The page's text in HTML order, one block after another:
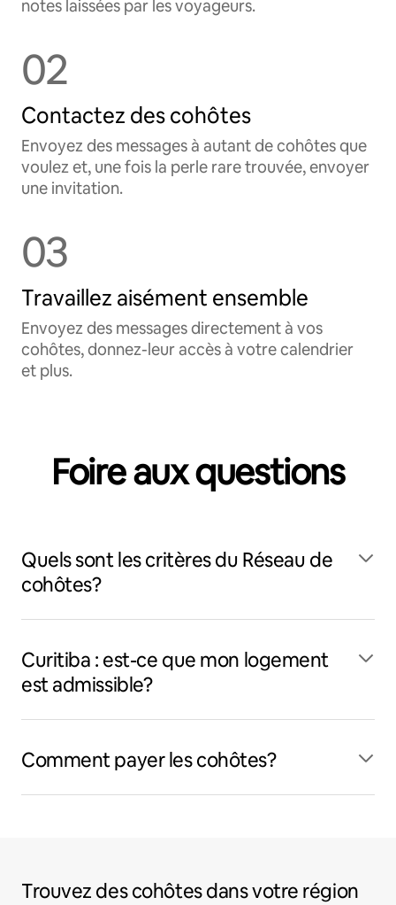
notes laissées par les voyageurs.
02
Contactez des cohôtes
Envoyez des messages à autant de cohôtes que
voulez et, une fois la perle rare trouvée, envoyer
une invitation.
03
Travaillez aisément ensemble
Envoyez des messages directement à vos
cohôtes, donnez-leur accès à votre calendrier
et plus.
Foire aux questions
Quels sont les critères du Réseau de
cohôtes?
Curitiba : est-ce que mon logement
est admissible?
Comment payer les cohôtes?
Trouvez des cohôtes dans votre région